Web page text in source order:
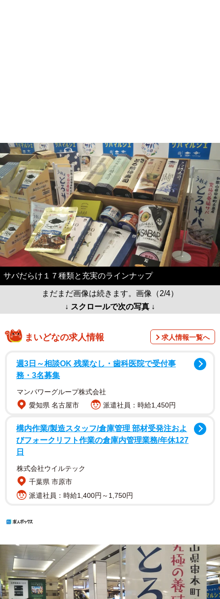
サバだらけ１７種類と充実のラインナップ
まだまだ画像は続きます。画像（2/4）
↓ スクロールで次の写真 ↓
まいどなの求人情報 求人情報一覧へ
週3日～相談OK 残業なし・歯科医院で受付事
務・3名募集
マンパワーグループ株式会社
愛知県 名古屋市
派遣社員：時給1,450円
構内作業/製造スタッフ/倉庫管理 部材受発注およ
びフォークリフト作業の倉庫内管理業務/年休127
日
株式会社ウイルテック
千葉県 市原市
派遣社員：時給1,400円～1,750円